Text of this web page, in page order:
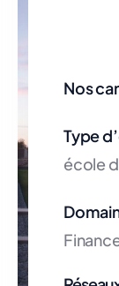
Nos
Type
école